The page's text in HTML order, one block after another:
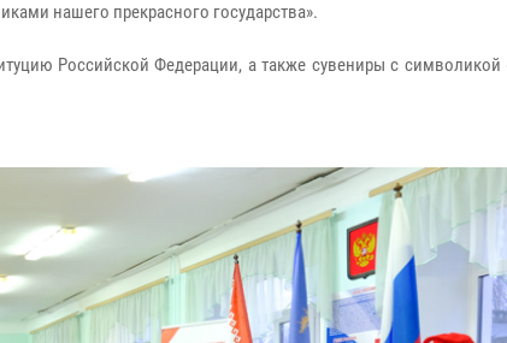
нашего прекрасного государства».
Российской Федерации, а также сувениры с